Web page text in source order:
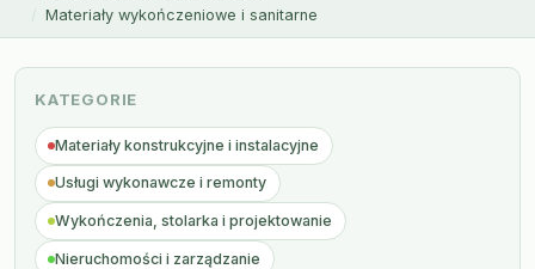
Materiały wykończeniowe i sanitarne
KATEGORIE
Materiały konstrukcyjne i instalacyjne
Usługi wykonawcze i remonty
Wykończenia, stolarka i projektowanie
Nieruchomości i zarządzanie